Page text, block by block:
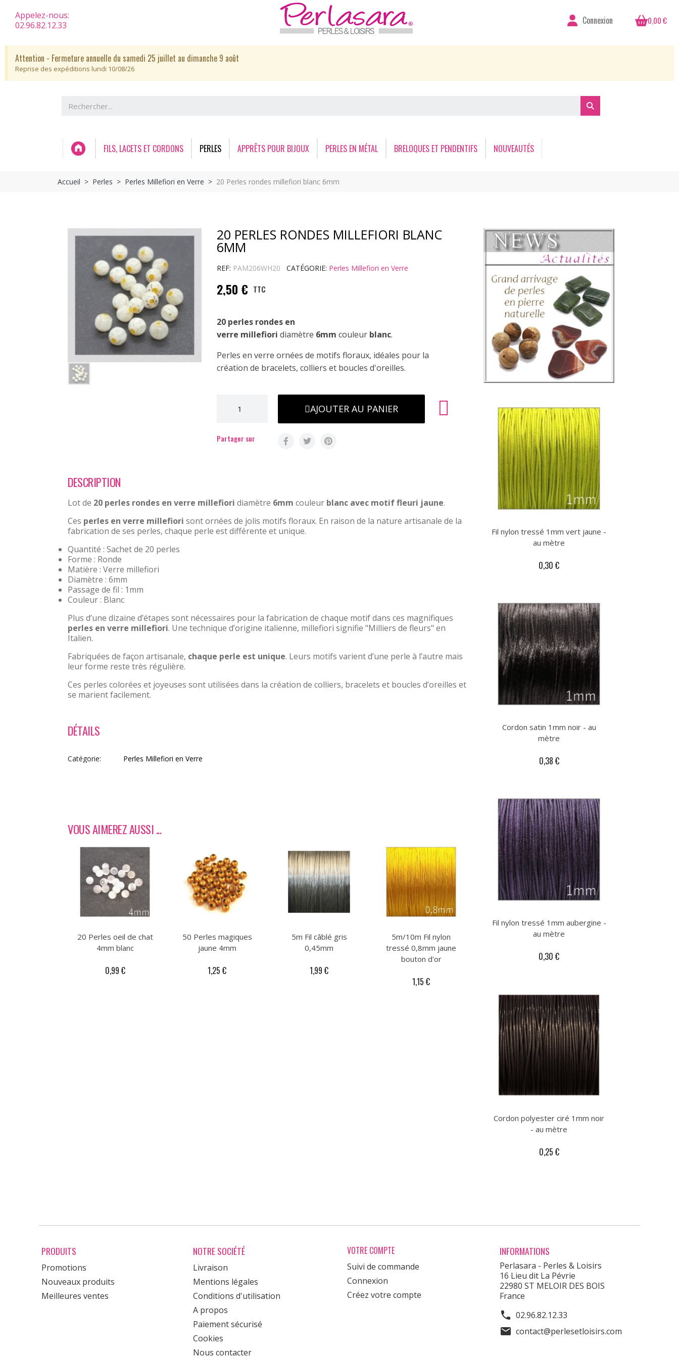
Appelez-nous:
02.96.82.12.33
Connexion 0,00 €
Attention - Fermeture annuelle du samedi 25 juillet au dimanche 9 août
Reprise des expéditions lundi 10/08/26
FILS, LACETS ET CORDONS PERLES APPRÊTS POUR BIJOUX PERLES EN MÉTAL BRELOQUES ET PENDENTIFS NOUVEAUTÉS
Accueil Perles Perles Millefiori en Verre 20 Perles rondes millefiori blanc 6mm
20 PERLES RONDES MILLEFIORI BLANC
6MM
REF PAM206WH20 CATÉGORIE Perles Millefiori en Verre
2,50 € TTC
20 perles rondes en
verre millefiori diamètre 6mm couleur blanc.
Perles en verre ornées de motifs floraux, idéales pour la
création de bracelets, colliers et boucles d'oreilles.
AJOUTER AU PANIER
Partager sur
DESCRIPTION
Lot de 20 perles rondes en verre millefiori diamètre 6mm couleur blanc avec motif fleuri jaune.
Ces perles en verre millefiori sont ornées de jolis motifs floraux. En raison de la nature artisanale de la
fabrication de ses perles, chaque perle est différente et unique.
Quantité : Sachet de 20 perles
Forme : Ronde
Matière : Verre millefiori
Diamètre : 6mm
Passage de fil : 1mm
Couleur : Blanc
Plus d’une dizaine d’étapes sont nécessaires pour la fabrication de chaque motif dans ces magnifiques
perles en verre millefiori. Une technique d’origine italienne, millefiori signifie "Milliers de fleurs" en
Italien.
Fabriquées de façon artisanale, chaque perle est unique. Leurs motifs varient d’une perle à l’autre mais
leur forme reste très régulière.
Ces perles colorées et joyeuses sont utilisées dans la création de colliers, bracelets et boucles d’oreilles et
se marient facilement.
DÉTAILS
Catégorie Perles Millefiori en Verre
VOUS AIMEREZ AUSSI ...
20 Perles oeil de chat
4mm blanc
0,99 €
50 Perles magiques
jaune 4mm
1,25 €
5m Fil câblé gris
0,45mm
1,99 €
5m/10m Fil nylon
tressé 0,8mm jaune
bouton d'or
1,15 €
Fil nylon tressé 1mm vert jaune -
au mètre
0,30 €
Cordon satin 1mm noir - au
mètre
0,38 €
Fil nylon tressé 1mm aubergine -
au mètre
0,30 €
Cordon polyester ciré 1mm noir
- au mètre
0,25 €
PRODUITS
Promotions
Nouveaux produits
Meilleures ventes
NOTRE SOCIÉTÉ
Livraison
Mentions légales
Conditions d'utilisation
A propos
Paiement sécurisé
Cookies
Nous contacter
VOTRE COMPTE
Suivi de commande
Connexion
Créez votre compte
INFORMATIONS
Perlasara - Perles & Loisirs
16 Lieu dit La Pévrie
22980 ST MELOIR DES BOIS
France
phone 02.96.82.12.33
mail contact@perlesetloisirs.com